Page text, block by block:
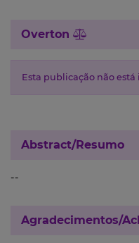
Overton
Esta publicação não
Abstract/Resumo
--
Agradecimentos/